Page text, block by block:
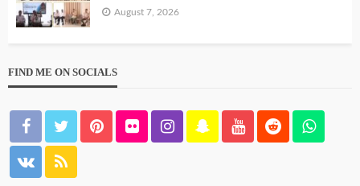
August 7, 2026
FIND ME ON SOCIALS